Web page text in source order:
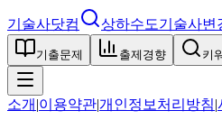
기술사닷컴 상하수도기술사변
기출문제 출제경향 키
소개 |이용약관|개인정보처리방침|